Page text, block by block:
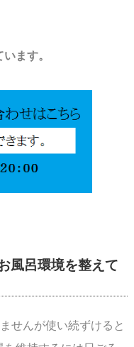
ます。
風呂環境を整えて
せんが使い続ずけると